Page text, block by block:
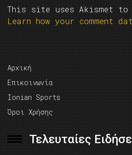
This site uses Akismet to
Learn how your comment
Αρχική
Επικοινωνία
Ionian Sports
Όροι Χρήσης
Τελευταίες